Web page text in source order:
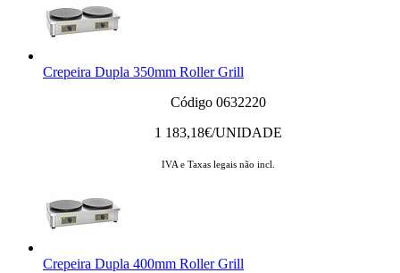
Crepeira Dupla 350mm Roller Grill
Código 0632220
1 183,18€/UNIDADE
IVA e Taxas legais não incl.
Crepeira Dupla 400mm Roller Grill